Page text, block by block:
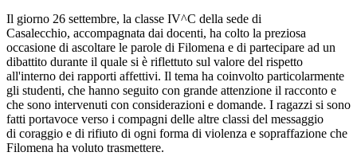
Il giorno 26 settembre, la classe IV^C della sede di
Casalecchio, accompagnata dai docenti, ha colto la preziosa
occasione di ascoltare le parole di Filomena e di partecipare ad un
dibattito durante il quale si è riflettuto sul valore del rispetto
all'interno dei rapporti affettivi. Il tema ha coinvolto particolarmente
gli studenti, che hanno seguito con grande attenzione il racconto e
che sono intervenuti con considerazioni e domande. I ragazzi si sono
fatti portavoce verso i compagni delle altre classi del messaggio
di coraggio e di rifiuto di ogni forma di violenza e sopraffazione che
Filomena ha voluto trasmettere.